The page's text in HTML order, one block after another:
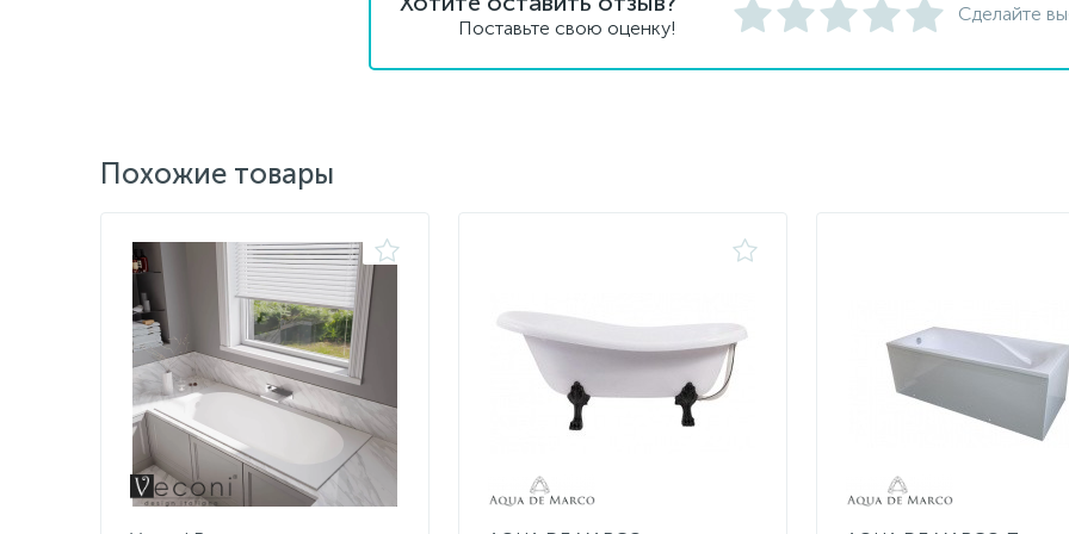
Поставьте свою оценку!
Сделайте
Похожие товары